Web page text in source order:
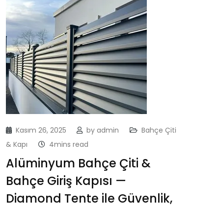
Kasım 26, 2025 by admin
Bahçe Çiti
& Kapı
4mins read
Alüminyum Bahçe Çiti &
Bahçe Giriş Kapısı —
Diamond Tente ile Güvenlik,